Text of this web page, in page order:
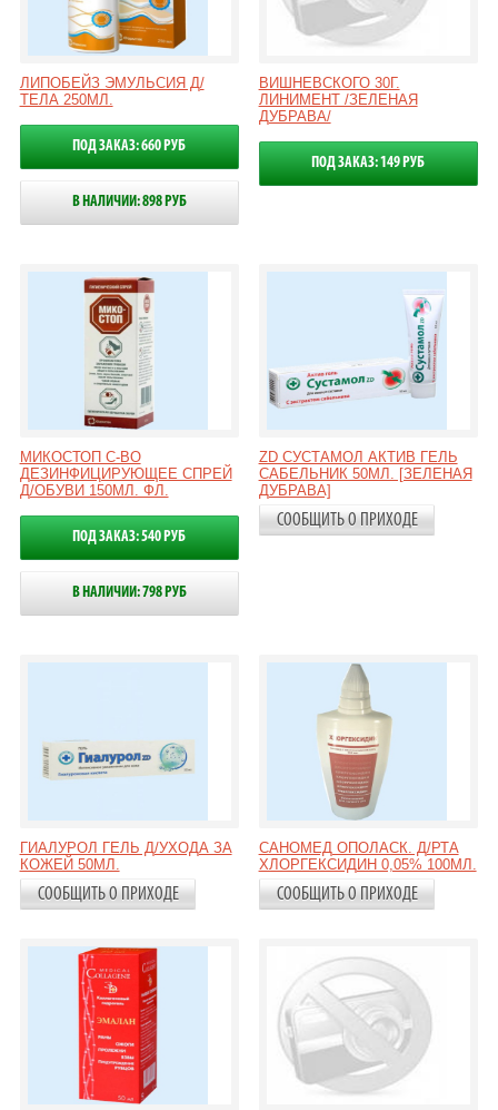
ЛИПОБЕЙЗ ЭМУЛЬСИЯ Д/
ТЕЛА 250МЛ.
ПОД ЗАКАЗ: 660 РУБ
В НАЛИЧИИ: 898 РУБ
ВИШНЕВСКОГО 30Г.
ЛИНИМЕНТ /ЗЕЛЕНАЯ
ДУБРАВА/
ПОД ЗАКАЗ: 149 РУБ
МИКОСТОП С-ВО
ДЕЗИНФИЦИРУЮЩЕЕ СПРЕЙ
Д/ОБУВИ 150МЛ. ФЛ.
ПОД ЗАКАЗ: 540 РУБ
В НАЛИЧИИ: 798 РУБ
ZD СУСТАМОЛ АКТИВ ГЕЛЬ
САБЕЛЬНИК 50МЛ. [ЗЕЛЕНАЯ
ДУБРАВА]
СООБЩИТЬ О ПРИХОДЕ
ГИАЛУРОЛ ГЕЛЬ Д/УХОДА ЗА
КОЖЕЙ 50МЛ.
СООБЩИТЬ О ПРИХОДЕ
САНОМЕД ОПОЛАСК. Д/РТА
ХЛОРГЕКСИДИН 0,05% 100МЛ.
СООБЩИТЬ О ПРИХОДЕ